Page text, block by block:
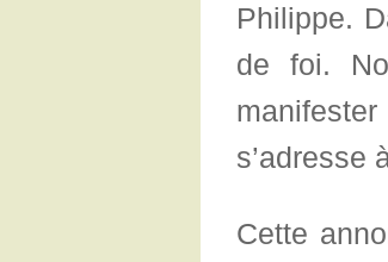
Philippe.
de foi.
s’adresse
Cette